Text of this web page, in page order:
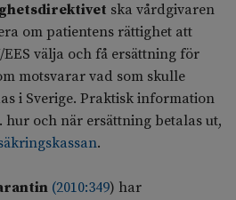
ska vårdgivaren
om patientens rättighet att
välja och få ersättning för
motsvarar vad som skulle
i Sverige. Praktisk information
hur och när ersättning betalas ut,
.
(2010:349) har